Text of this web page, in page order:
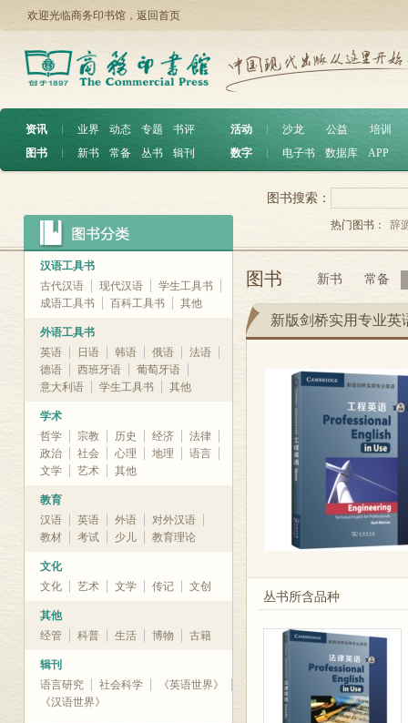
欢迎光临商务印书馆， 返回首页
资讯 ︱ 业界 动态 专题
书评
图书
︱ 新书 常备 丛书 辑刊
活动 沙龙 公益
培训
数字
电子书 数据库 APP
汉语工具书
古代汉语
现代汉语
学生工具书
成语工具书
百科工具书 其他
外语工具书
英语
日语 韩语 俄语
法语
德语
西班牙语
葡萄牙语
意大利语
学生工具书 其他
学术
哲学
宗教 历史 经济
法律
政治
社会 心理 地理
语言
文学
艺术 其他
教育
汉语
英语 外语
对外汉语
教材
考试 少儿 教育理论
文化
文化
艺术 文学 传记 文创
其他
经管
科普 生活 博物 古籍
辑刊
语言研究
社会科学
《英语世界》
《汉语世界》
图书搜索：
热门图书： 辞
图书 新书 常备
新版剑桥实用专业英
丛书所含品种